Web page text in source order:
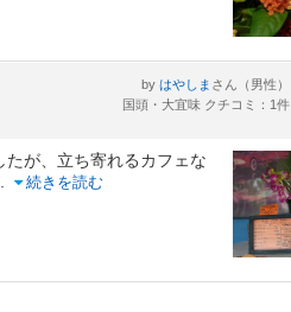
by はやしま さん（男性）
国頭・大宜味 クチコミ：1件
が、立ち寄れるカフェな
続きを読む